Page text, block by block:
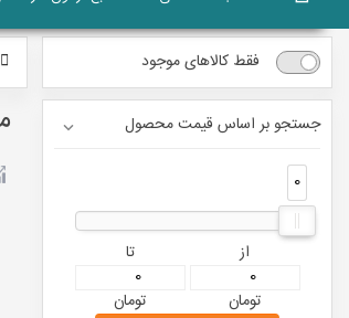
فقط کالاهای موجود
جستجو بر اساس قیمت محصول
0
0
از
تومان
تا
تومان